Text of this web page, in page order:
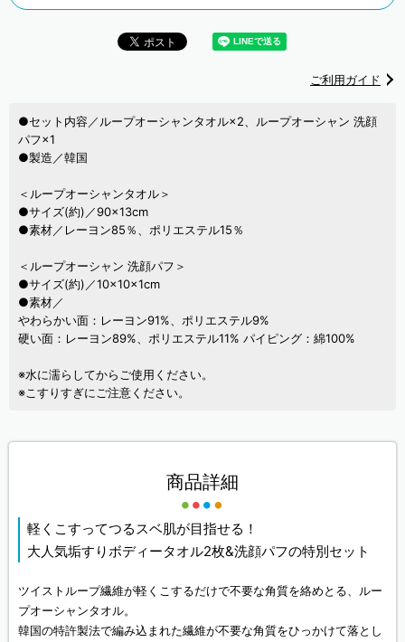
ご利用ガイド
●セット内容／ループオーシャンタオル×2、ループオーシャン 洗顔
パフ×1
●製造／韓国
＜ループオーシャンタオル＞
●サイズ(約)／90×13cm
●素材／レーヨン85％、ポリエステル15％
＜ループオーシャン 洗顔パフ＞
●サイズ(約)／10×10×1cm
●素材／
やわらかい面：レーヨン91%、ポリエステル9%
硬い面：レーヨン89%、ポリエステル11% パイピング：綿100%
※水に濡らしてからご使用ください。
※こすりすぎにご注意ください。
商品詳細
軽くこすってつるスベ肌が目指せる！
大人気垢すりボディータオル2枚&洗顔パフの特別セット
ツイストループ繊維が軽くこするだけで不要な角質を絡めとる、ルー
プオーシャンタオル。
韓国の特許製法で編み込まれた繊維が不要な角質をひっかけて落とし